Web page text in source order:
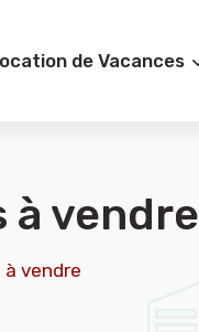
de Vacances
à vendre
vendre